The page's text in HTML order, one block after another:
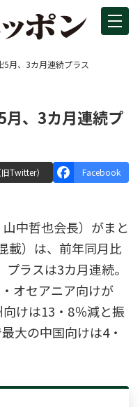
5月、3カ月連続プラス
月、3カ月連続プ
Twitter） Facebook
中哲也会長）がまと
載）は、前年同月比
ラスは3カ月連続。
オセアニア向けが
けは13・8％減と振
大の中国向けは4・